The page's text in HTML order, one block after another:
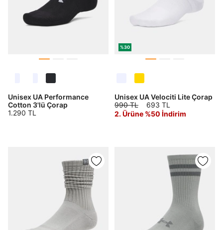
DOĞRU UNDER
MİSİNİZ?
Hangi bölgede alışveriş yapmak istersin?
Birleşik Krallık
Tümünü Gör
Unisex UA Performance
Cotton 3'lü Çorap
1.290 TL
%30
Unisex UA Velociti Lite Çorap
990 TL
693 TL
2. Ürüne %50 İndirim